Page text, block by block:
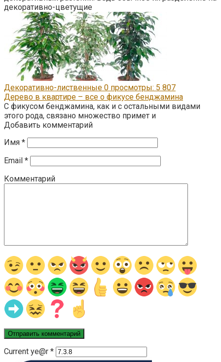
декоративно-цветущие
Декоративно-лиственные 0 просмотры: 5 807
Дерево в квартире – все о фикусе бенджамина
С фикусом бенджамина, как и с остальными видами
этого рода, связано множество примет и
Добавить комментарий
Имя *
Email *
Комментарий
Current ye@r *